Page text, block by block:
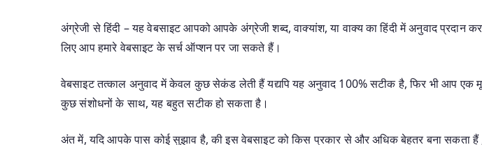
अंग्रेजी से हिंदी – यह वेबसाइट आपको आपके अंग्रेजी शब्द, वाक्यांश, या वाक्य का हिंदी में अनुवाद प्रदान
लिए आप हमारे वेबसाइट के सर्च ऑप्शन पर जा सकते हैं।
वेबसाइट तत्काल अनुवाद में केवल कुछ सेकंड लेती हैं यद्यपि यह अनुवाद 100% सटीक है, फिर भी आप एक
कुछ संशोधनों के साथ, यह बहुत सटीक हो सकता है।
अंत में, यदि आपके पास कोई सुझाव है, की इस वेबसाइट को किस प्रकार से और अधिक बेहतर बना सकता हैं